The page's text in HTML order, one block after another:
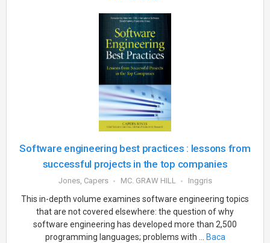
Software engineering best practices : lessons from
successful projects in the top companies
Jones, Capers MC. GRAW HILL Inggris
This in-depth volume examines software engineering topics
that are not covered elsewhere: the question of why
software engineering has developed more than 2,500
programming languages; problems with ... Baca